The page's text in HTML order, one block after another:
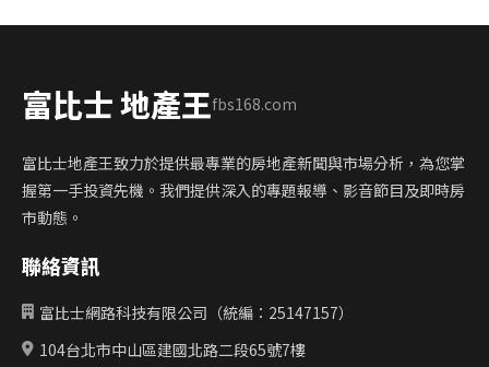
富比士 地產王fbs168.com
富比士地產王致力於提供最專業的房地產新聞與市場分析，為您掌
握第一手投資先機。我們提供深入的專題報導、影音節目及即時房
市動態。
聯絡資訊
富比士網路科技有限公司（統編：25147157）
104台北市中山區建國北路二段65號7樓